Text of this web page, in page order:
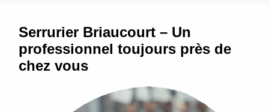
Serrurier Briaucourt – Un
professionnel toujours près de
chez vous